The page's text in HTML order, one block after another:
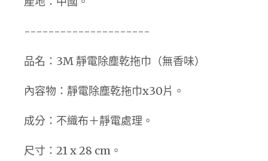
---------------------
品名：3M 靜電除塵乾拖巾（無香味）
內容物：靜電除塵乾拖巾x30片。
成分：不織布＋靜電處理。
尺寸：21 x 28 cm。